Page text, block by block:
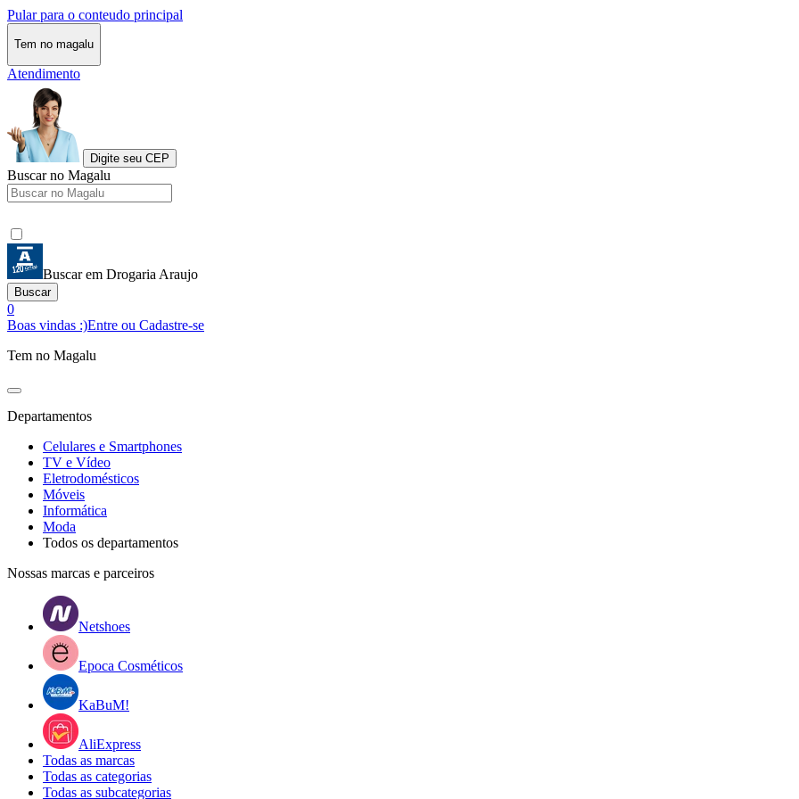
Pular para o conteudo principal
Tem no magalu
Atendimento
Digite seu CEP
Buscar no Magalu
Buscar em Drogaria Araujo
Buscar
0
Boas vindas :)Entre ou Cadastre-se
Tem no Magalu
Departamentos
Celulares e Smartphones
TV e Vídeo
Eletrodomésticos
Móveis
Informática
Moda
Todos os departamentos
Nossas marcas e parceiros
Netshoes
Epoca Cosméticos
KaBuM!
AliExpress
Todas as marcas
Todas as categorias
Todas as subcategorias